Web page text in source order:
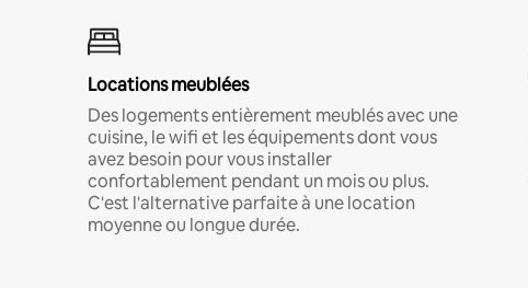
Locations meublées
Des logements entièrement meublés avec une
cuisine, le wifi et les équipements dont vous
avez besoin pour vous installer
confortablement pendant un mois ou plus.
C'est l'alternative parfaite à une location
moyenne ou longue durée.